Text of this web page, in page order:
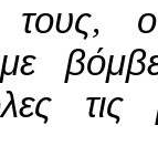
τους,
με